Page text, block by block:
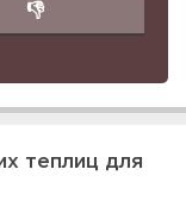
👎
теплиц для